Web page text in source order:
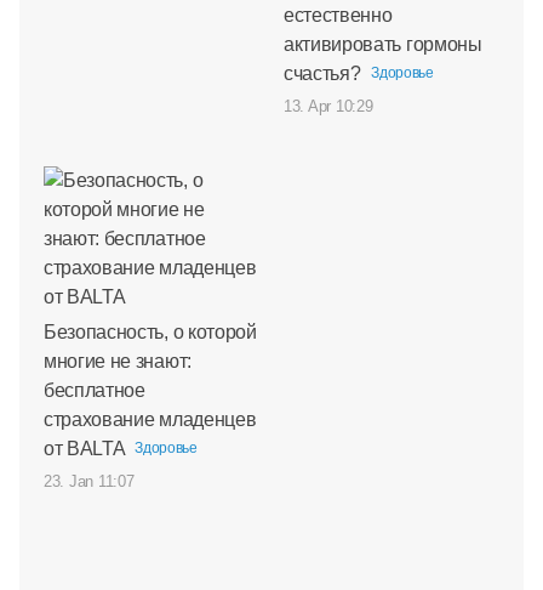
естественно
активировать гормоны
счастья?
Здоровье
13. Apr 10:29
Безопасность, о которой
многие не знают:
бесплатное
страхование младенцев
от BALTA
Здоровье
23. Jan 11:07